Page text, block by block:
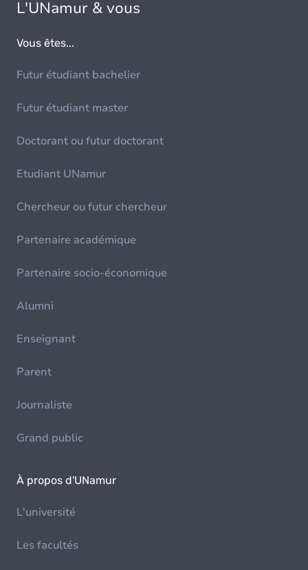
L'UNamur & vous
Vous êtes...
Futur étudiant bachelier
Futur étudiant master
Doctorant ou futur doctorant
Etudiant UNamur
Chercheur ou futur chercheur
Partenaire académique
Partenaire socio-économique
Alumni
Enseignant
Parent
Journaliste
Grand public
À propos d'UNamur
L'université
Les facultés